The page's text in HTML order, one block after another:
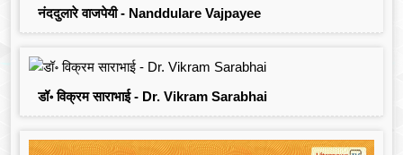
नंददुलारे वाजपेयी - Nanddulare Vajpayee
डॉ॰ विक्रम साराभाई - Dr. Vikram Sarabhai